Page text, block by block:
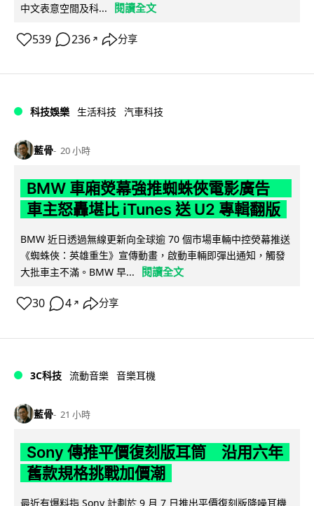
中文表意空間及科...
閱讀全文
539 236 ↗ 分享
科技娛樂 生活科技 汽車科技
藍骨 20 小時
BMW 車廂熒幕強推蜘蛛俠電影廣告
車主怒轟堪比 iTunes 送 U2 專輯翻版
BMW 近日透過無線更新向全球逾 70 個市場車輛中控熒幕推送
《蜘蛛俠：英雄重生》宣傳動畫，啟動車輛即彈出通知，觸發
大批車主不滿。BMW 早...
閱讀全文
30 4 ↗ 分享
3C科技 流動音樂 音樂耳機
藍骨 21 小時
Sony 傳推平價復刻版耳筒 沿用六年
舊款規格挑戰加價潮
最近有爆料指 Sony 計劃於 9 月 7 日推出平價復刻版降噪耳機